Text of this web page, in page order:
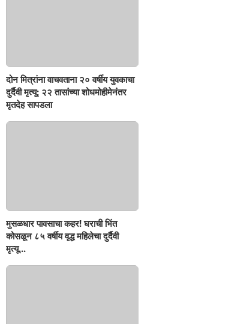
दोन मित्रांना वाचवताना २० वर्षीय युवकाचा
दुर्दैवी मृत्यू; २२ तासांच्या शोधमोहीमेनंतर
मृतदेह सापडला
मुसळधार पावसाचा कहर! घराची भिंत
कोसळून ८५ वर्षीय वृद्ध महिलेचा दुर्दैवी
मृत्यू...